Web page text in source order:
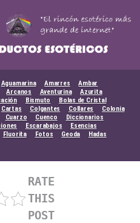
Aguamarina Amarres
Ambar
Arcanos Aventurina
Azurita
Bismuto
Bolas de Cristal
Cartas Colgantes Collares
Colonia
Cuarzo Cuenco
Diccionarios
Escarabajos
Esencias
Fluorita Fotos Geoda
Hadas
RATE
THIS
POST